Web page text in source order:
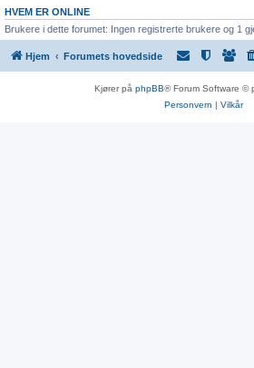
HVEM ER ONLINE
Brukere i dette forumet: Ingen registrerte brukere og 1
Hjem Forumets hovedside
Kjører på phpBB® Forum Software ©
Personvern | Vilkår